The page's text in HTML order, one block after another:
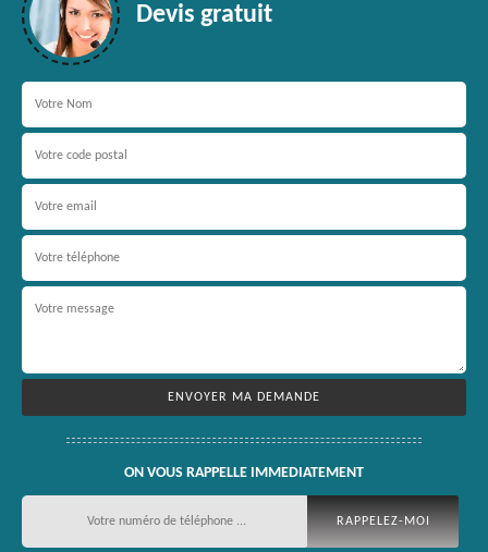
Devis gratuit
ON VOUS RAPPELLE IMMEDIATEMENT